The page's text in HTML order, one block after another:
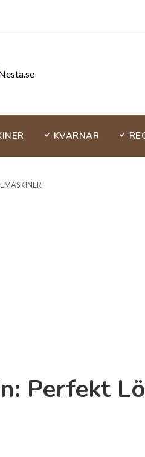
KVARNAR
Perfekt